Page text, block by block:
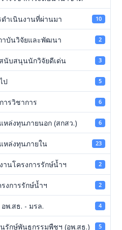
ำเนินงานที่ผ่านมา 10
าบันวิจัยและพัฒนา 2
นับสนุนนักวิจัยดีเด่น 3
ป 5
ารวิชาการ 6
หล่งทุนภายนอก (สกสว.) 6
หล่งทุนภายใน 23
นโครงการรักษ์น้ำฯ 2
งการรักษ์น้ำฯ 2
พ.สธ. - มรล. 4
รักษ์พันธุกรรมพืชฯ (อพ.สธ.) 5